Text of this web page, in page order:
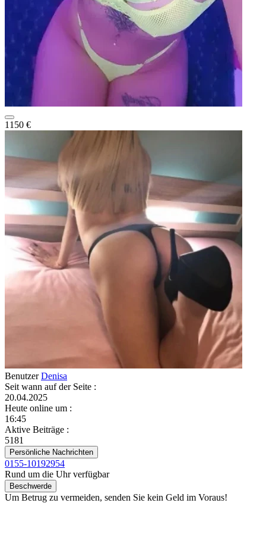
1150 €
BenutzerDenisa
Seit wann auf der Seite :
20.04.2025
Heute online um :
16:45
Aktive Beiträge :
5181
Persönliche Nachrichten
0155-10192954
Rund um die Uhr verfügbar
Beschwerde
Um Betrug zu vermeiden, senden Sie kein Geld im Voraus!